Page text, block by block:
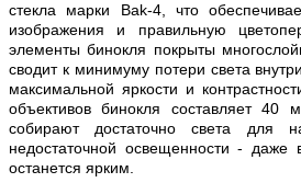
стекла марки Bak-4, что
изображения и правильную
элементы бинокля покрыты
сводит к минимуму потери света
максимальной яркости и
объективов бинокля составляет 40
собирают достаточно света для
недостаточной освещенности - даже
останется ярким.